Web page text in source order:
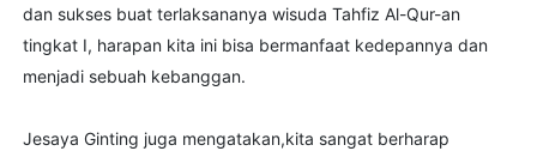
dan sukses buat terlaksananya wisuda Tahfiz Al-Qur-an
tingkat I, harapan kita ini bisa bermanfaat kedepannya dan
menjadi sebuah kebanggan.
Jesaya Ginting juga mengatakan,kita sangat berharap